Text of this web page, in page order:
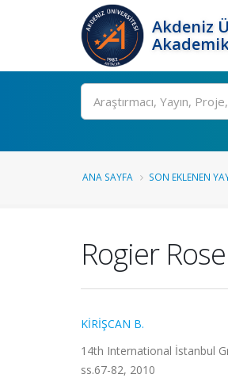
Akdeniz
Ara
ANA SAYFA SON EKLENEN
Rogier
KİRİŞCAN B.
14th International İstanbul
ss.67-82, 2010